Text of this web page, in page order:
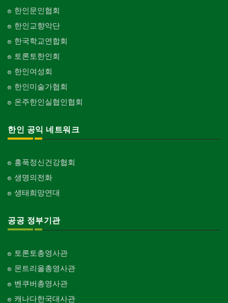
한인문인협회
한인교향악단
한국학교연합회
토론토한인회
한인여성회
한인미술가협회
온주한인실협인협회
한인 공익 네트워크
홍푹정신건강협회
생명의전화
생태희망연대
공공 정부기관
토론토총영사관
몬트리올총영사관
벤쿠버총영사관
캐나다한국대사관